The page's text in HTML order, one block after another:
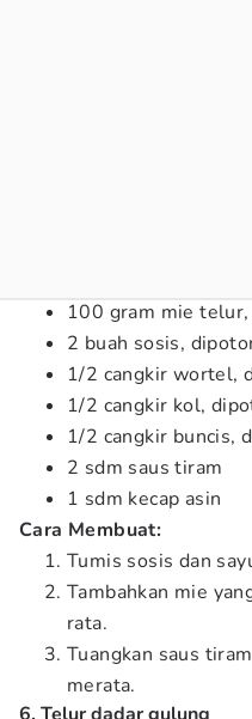
100 gram mie
2 buah sosis,
1/2 cangkir wortel,
1/2 cangkir kol,
1/2 cangkir buncis,
2 sdm saus tiram
1 sdm kecap asin
Cara Membuat:
Tumis sosis dan
Tambahkan mie
rata.
Tuangkan saus
merata.